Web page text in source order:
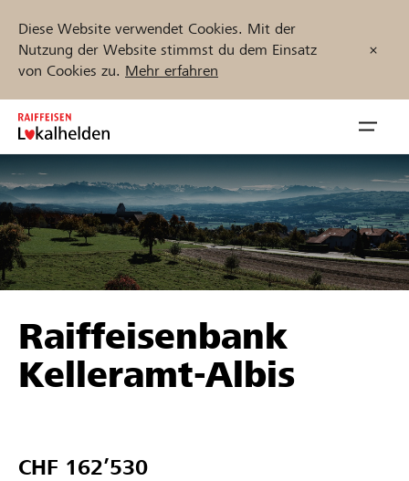
Diese Website verwendet Cookies. Mit der
Nutzung der Website stimmst du dem Einsatz
von Cookies zu. Mehr erfahren
Zum
Inhalt
springen
öffnen
Unterstützen
Hilfe & Support
Projekte und Organisationen finden
Jetzt starten
Raiffeisenbank
Kelleramt-Albis
CHF 162’530